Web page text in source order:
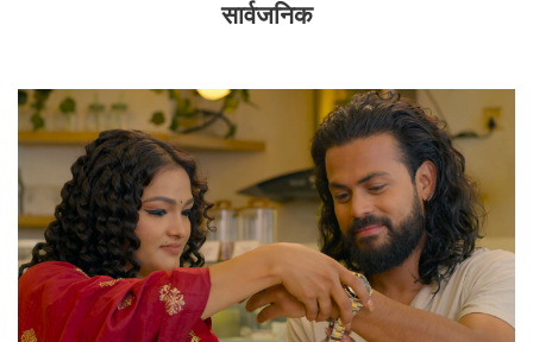
सार्वजनिक